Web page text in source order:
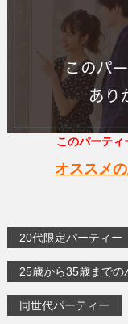
このパーティ
オススメ
20代限定パーティー
25歳から35歳までの
同世代パーティー